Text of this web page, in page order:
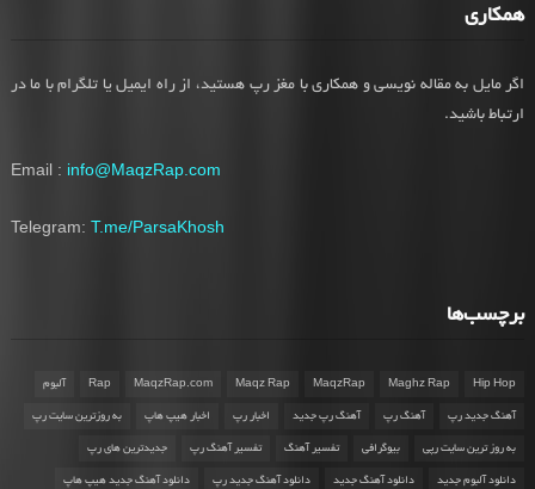
همکاری
اگر مایل به مقاله نویسی و همکاری با مغز رپ هستید، از راه ایمیل یا تلگرام با ما در
ارتباط باشید.
Email : info@MaqzRap.com
Telegram: T.me/ParsaKhosh
برچسب‌ها
Hip Hop
Maghz Rap
MaqzRap
Maqz Rap
MaqzRap.com
Rap آلبوم
آهنگ جدید رپ آهنگ رپ آهنگ رپ جدید اخبار رپ اخبار هیپ هاپ به روزترین سایت رپ
به روز ترین سایت رپی بیوگرافی تفسیر آهنگ تفسیر آهنگ رپ جدیدترین های رپ
دانلود آلبوم جدید دانلود آهنگ جدید دانلود آهنگ جدید رپ دانلود آهنگ جدید هیپ هاپ